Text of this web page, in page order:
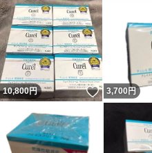
10,800円 いいね！
3,700 円